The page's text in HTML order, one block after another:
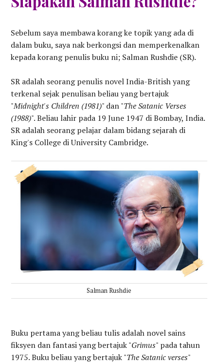
Sebelum saya membawa korang ke topik yang ada di
dalam buku, saya nak berkongsi dan memperkenalkan
kepada korang penulis buku ni; Salman Rushdie (SR).
SR adalah seorang penulis novel India-British yang
terkenal sejak penulisan beliau yang bertajuk
"Midnight's Children (1981)" dan "The Satanic Verses
(1988)". Beliau lahir pada 19 June 1947 di Bombay, India.
SR adalah seorang pelajar dalam bidang sejarah di
King's College di University Cambridge.
Salman Rushdie
Buku pertama yang beliau tulis adalah novel sains
fiksyen dan fantasi yang bertajuk "Grimus" pada tahun
1975. Buku beliau yang bertajuk "The Satanic verses"